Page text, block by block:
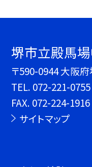
堺市立殿馬
〒590-0944 大阪
TEL. 072-221-0755
FAX. 072-224-1916
サイトマップ